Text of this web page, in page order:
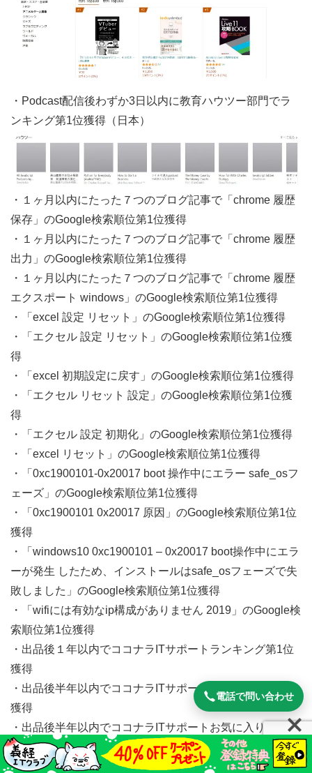
・Podcast配信後わずか3日以内に教育ハウツー部門でラ
ンキング第1位獲得（日本）
・１ヶ月以内にたった７つのブログ記事で「chrome 履歴
保存」のGoogle検索順位第1位獲得
・１ヶ月以内にたった７つのブログ記事で「chrome 履歴
出力」のGoogle検索順位第1位獲得
・１ヶ月以内にたった７つのブログ記事で「chrome 履歴
エクスポート windows」のGoogle検索順位第1位獲得
・「excel 設定 リセット」のGoogle検索順位第1位獲得
・「エクセル 設定 リセット」のGoogle検索順位第1位獲
得
・「excel 初期設定に戻す」のGoogle検索順位第1位獲得
・「エクセル リセット 設定」のGoogle検索順位第1位獲
得
・「エクセル 設定 初期化」のGoogle検索順位第1位獲得
・「excel リセット」のGoogle検索順位第1位獲得
・「0xc1900101-0x20017 boot 操作中にエラー safe_osフ
ェーズ」のGoogle検索順位第1位獲得
・「0xc1900101 0x20017 原因」のGoogle検索順位第1位
獲得
・「windows10 0xc1900101 – 0x20017 boot操作中にエラ
ーが発生 したため、インストールはsafe_osフェーズで失
敗しました」のGoogle検索順位第1位獲得
・「wifiには有効なip構成がありません 2019」のGoogle検
索順位第1位獲得
・出品後１年以内でココナラITサポートランキング第1位
獲得
・出品後半年以内でココナラITサポートおすすめ順第1位
獲得
・出品後半年以内でココナラITサポートお気に入り数順第
1位獲得
・出品後半年以内でココナラセキュリティ対策おすすめ順
電話で問い合わせ